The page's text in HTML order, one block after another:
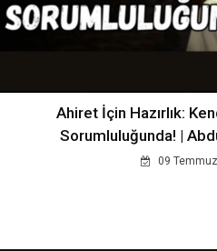
Ahiret İçin Hazırlık:
Sorumluluğunda! |
09